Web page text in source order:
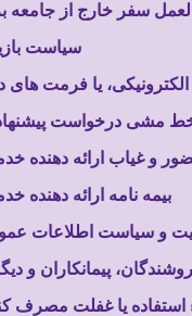
سیاست
یا فرمت های
مشی درخواست
و غیاب ارائه دهنده
بیمه نامه ارائه دهنده
و سیاست اطلاعات
پیمانکاران و
یا غفلت مصرف